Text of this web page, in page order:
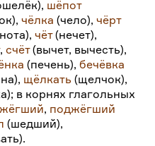
шёпот
чёлка (чело),чёрт
чёт(нечет),
,счёт(вычет, вычесть),
(печень),бечёвка
щёлкать (щелчок),
в корнях глагольных
, поджёгший
(шедший),